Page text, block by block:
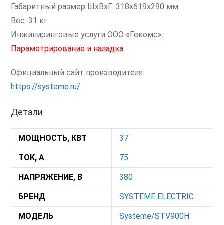
Габаритный размер ШхВхГ: 318x619x290 мм
Вес: 31 кг
Инжиниринговые услуги ООО «Гекомс»:
Параметрирование и наладка
Официальный сайт производителя:
https://systeme.ru/
Детали
МОЩНОСТЬ, КВТ 37
ТОК, А 75
НАПРЯЖЕНИЕ, В 380
БРЕНД SYSTEME ELECTRIC
МОДЕЛЬ Systeme/STV900H